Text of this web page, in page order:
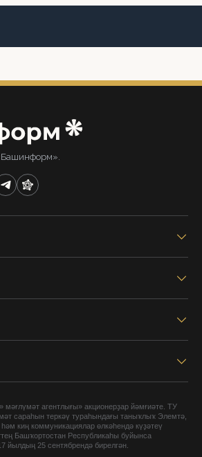
агентлығы» акционерҙар йәмғиәте. ТУ
сараһын теркәү тураһындағы таныҡлыҡ Элемтә,
киң коммуникациялар өлкәһендә күҙәтеү
Башҡортостан Республикаһы буйынса
йылдың 25 сентябрендә бирелгән.